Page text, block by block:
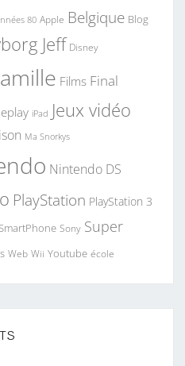
80 Apple Belgique Blog
Jeff Disney
Films Final
iPad Jeux vidéo
Ma Snorkys
Nintendo DS
PlayStation PlayStation 3
Sony Super
Web Wii Youtube école